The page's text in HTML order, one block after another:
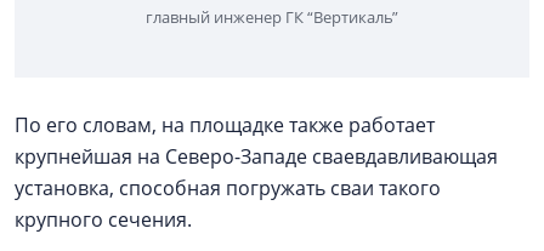
главный инженер ГК “Вертикаль”
По его словам, на площадке также работает
крупнейшая на Северо-Западе сваевдавливающая
установка, способная погружать сваи такого
крупного сечения.